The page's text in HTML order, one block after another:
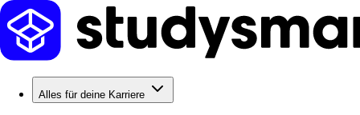
Alles für deine Karriere